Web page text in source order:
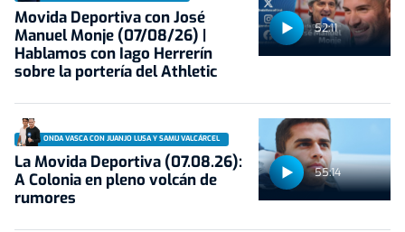
52:11
Movida Deportiva con José
Manuel Monje (07/08/26) |
Hablamos con Iago Herrerín
sobre la portería del Athletic
55:14
ONDA VASCA CON JUANJO LUSA Y SAMU VALCÁRCEL
La Movida Deportiva (07.08.26):
A Colonia en pleno volcán de
rumores